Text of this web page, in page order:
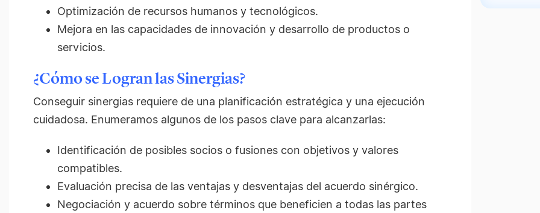
Optimización de recursos humanos y tecnológicos.
Mejora en las capacidades de innovación y desarrollo de productos o
servicios.
¿Cómo se Logran las Sinergias?
Conseguir sinergias requiere de una planificación estratégica y una ejecución
cuidadosa. Enumeramos algunos de los pasos clave para alcanzarlas:
Identificación de posibles socios o fusiones con objetivos y valores
compatibles.
Evaluación precisa de las ventajas y desventajas del acuerdo sinérgico.
Negociación y acuerdo sobre términos que beneficien a todas las partes